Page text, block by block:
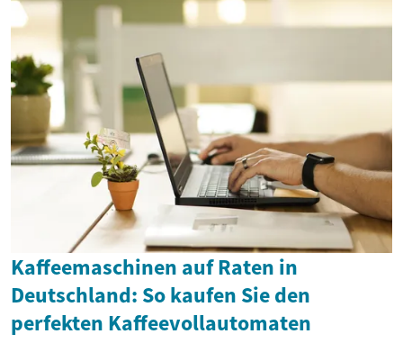
Kaffeemaschinen auf Raten in
Deutschland: So kaufen Sie den
perfekten Kaffeevollautomaten